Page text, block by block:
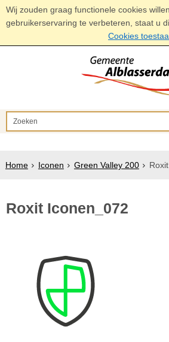
Wij zouden graag functionele cookies
gebruikerservaring te verbeteren, staat u
Cookies
Home Iconen Green Valley 200
Roxit Iconen_072